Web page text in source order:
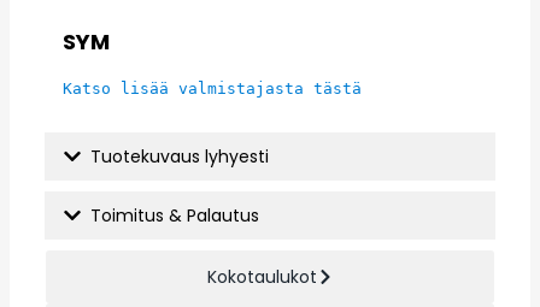
SYM
Katso lisää valmistajasta tästä
Tuotekuvaus lyhyesti
Toimitus & Palautus
Kokotaulukot